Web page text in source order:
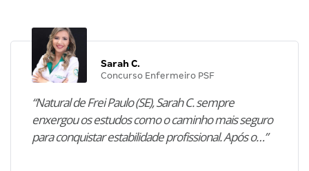
Sarah C.
Concurso Enfermeiro PSF
“Natural de Frei Paulo (SE), Sarah C. sempre
enxergou os estudos como o caminho mais seguro
para conquistar estabilidade profissional. Após o…”